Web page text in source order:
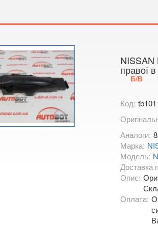
NISSAN
правої
Б/В
Код:
Аналоги:
Марка:
Модель:
Доставка
Опис:
Оплата: